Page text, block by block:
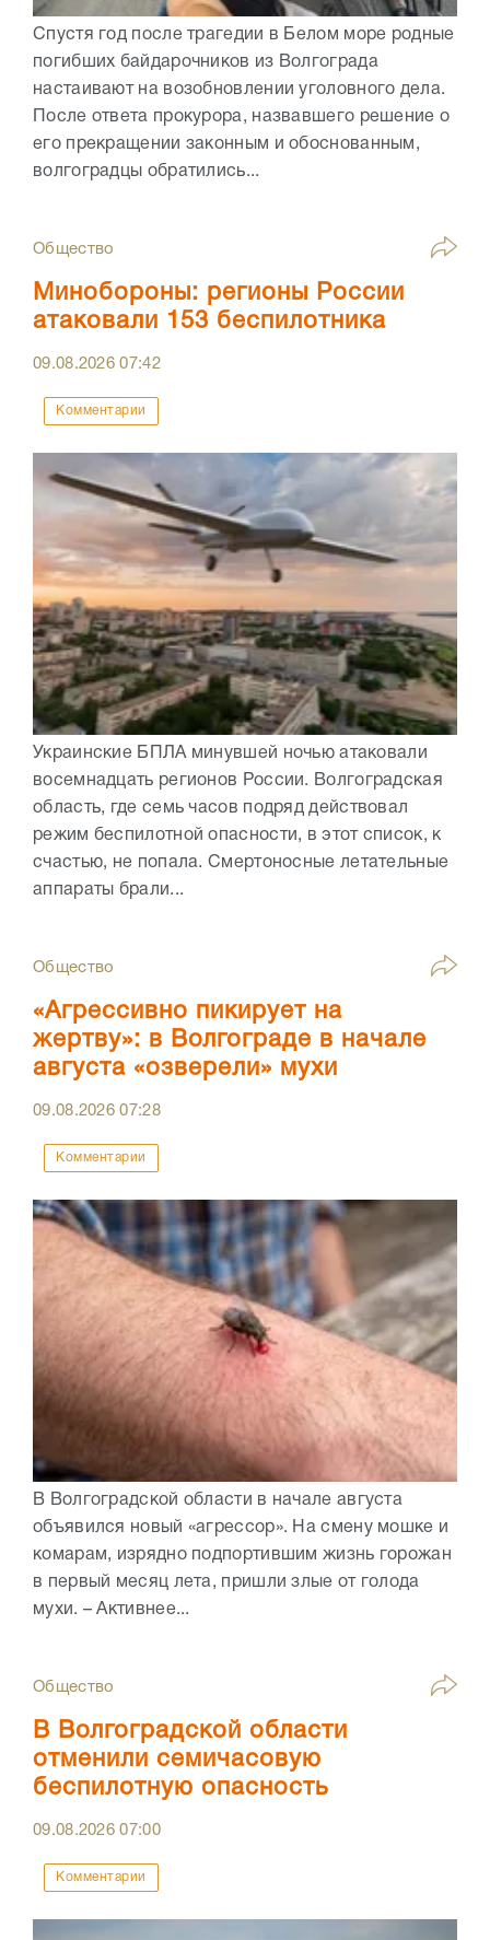
Спустя год после трагедии в Белом море родные
погибших байдарочников из Волгограда
настаивают на возобновлении уголовного дела.
После ответа прокурора, назвавшего решение о
его прекращении законным и обоснованным,
волгоградцы обратились...
Общество
Минобороны: регионы России
атаковали 153 беспилотника
09.08.202607:42
Комментарии
Украинские БПЛА минувшей ночью атаковали
восемнадцать регионов России. Волгоградская
область, где семь часов подряд действовал
режим беспилотной опасности, в этот список, к
счастью, не попала. Смертоносные летательные
аппараты брали...
Общество
«Агрессивно пикирует на
жертву»: в Волгограде в начале
августа «озверели» мухи
09.08.202607:28
Комментарии
В Волгоградской области в начале августа
объявился новый «агрессор». На смену мошке и
комарам, изрядно подпортившим жизнь горожан
в первый месяц лета, пришли злые от голода
мухи. – Активнее...
Общество
В Волгоградской области
отменили семичасовую
беспилотную опасность
09.08.202607:00
Комментарии